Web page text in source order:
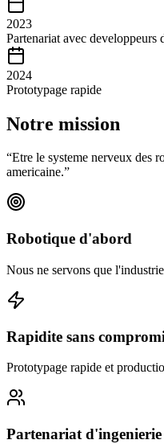
2023
Partenariat avec developpeurs
2024
Prototypage rapide
Notre mission
“Etre le systeme nerveux des
americaine.”
Robotique d'abord
Nous ne servons que
Rapidite sans
Prototypage rapide et
Partenariat d'ingenierie